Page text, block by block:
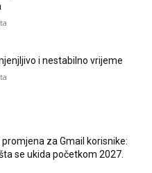
i nestabilno vrijeme
za Gmail korisnike:
se ukida početkom 2027.